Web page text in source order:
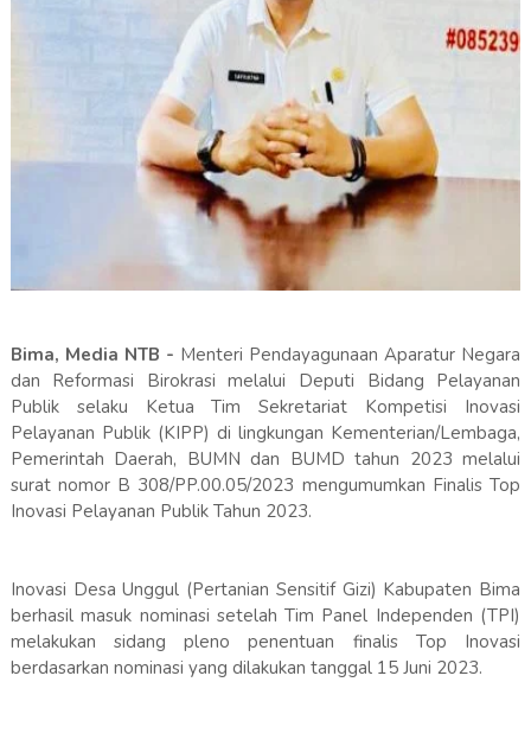
Bima, Media NTB - Menteri Pendayagunaan Aparatur Negara
dan Reformasi Birokrasi melalui Deputi Bidang Pelayanan
Publik selaku Ketua Tim Sekretariat Kompetisi Inovasi
Pelayanan Publik (KIPP) di lingkungan Kementerian/Lembaga,
Pemerintah Daerah, BUMN dan BUMD tahun 2023 melalui
surat nomor B 308/PP.00.05/2023 mengumumkan Finalis Top
Inovasi Pelayanan Publik Tahun 2023.
Inovasi Desa Unggul (Pertanian Sensitif Gizi) Kabupaten Bima
berhasil masuk nominasi setelah Tim Panel Independen (TPI)
melakukan sidang pleno penentuan finalis Top Inovasi
berdasarkan nominasi yang dilakukan tanggal 15 Juni 2023.